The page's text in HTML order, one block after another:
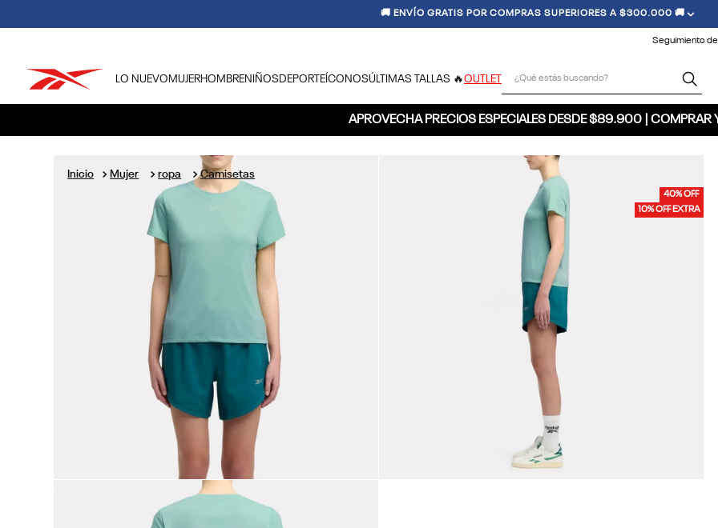
🚚 ENVÍO GRATIS POR COMPRAS SUPERIORES A $300.000 🚚
Seguimiento
LO NUEVO MUJERHOMBRENIÑOSDEPORTE ÍCONOSÚLTIMAS TALLAS 🔥OUTLET
APROVECHA PRECIOS ESPECIALES DESDE $89.900 | COMPRAR
40% OFF
10% OFF EXTRA
Mujer ropa Camisetas
1.
tenis hombre
tenis mujer
tenis reebok classics
once caldas
américa cali
reebok classics
club c